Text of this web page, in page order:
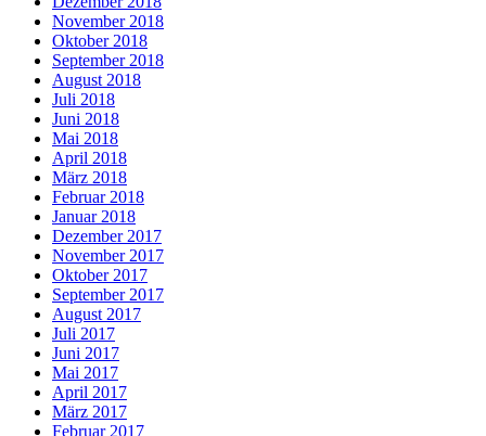
November 2018
Oktober 2018
September 2018
August 2018
Juli 2018
Juni 2018
Mai 2018
April 2018
März 2018
Februar 2018
Januar 2018
Dezember 2017
November 2017
Oktober 2017
September 2017
August 2017
Juli 2017
Juni 2017
Mai 2017
April 2017
März 2017
Februar 2017